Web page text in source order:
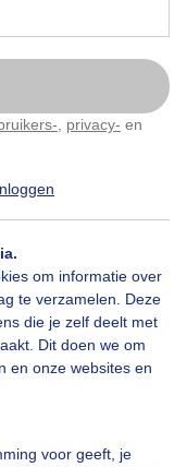
privacy- en
om informatie over
te verzamelen. Deze
die je zelf deelt met
Dit doen we om
en onze websites en
voor geeft, je
Heel wat wolken
bekeken
later